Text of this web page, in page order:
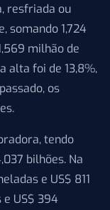
resfriada ou
somando 1,724
milhão de
alta foi de 13,8%,
os
tendo
bilhões. Na
e US$ 811
e US$ 394